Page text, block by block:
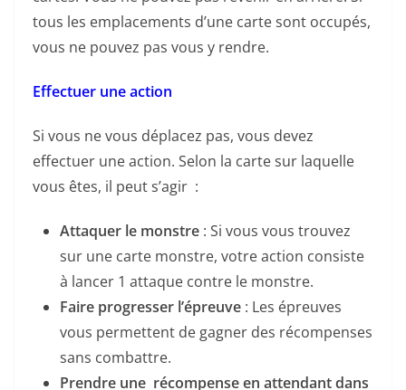
tous les emplacements d’une carte sont occupés,
vous ne pouvez pas vous y rendre.
Effectuer une action
Si vous ne vous déplacez pas, vous devez
effectuer une action. Selon la carte sur laquelle
vous êtes, il peut s’agir :
Attaquer le monstre : Si vous vous trouvez
sur une carte monstre, votre action consiste
à lancer 1 attaque contre le monstre.
Faire progresser l’épreuve : Les épreuves
vous permettent de gagner des récompenses
sans combattre.
Prendre une récompense en attendant dans